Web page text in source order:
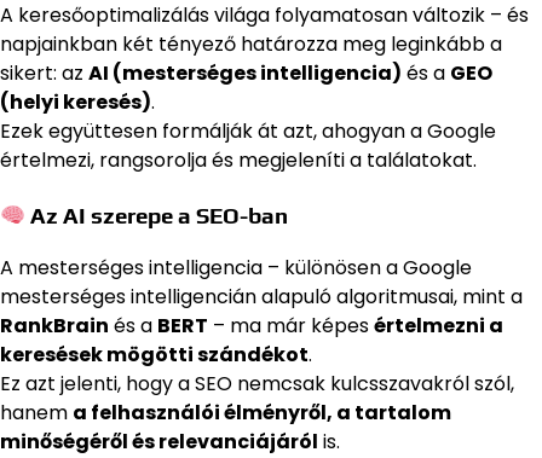
A keresőoptimalizálás világa folyamatosan változik – és
napjainkban két tényező határozza meg leginkább a
sikert: az AI (mesterséges intelligencia) és a GEO
(helyi keresés).
Ezek együttesen formálják át azt, ahogyan a Google
értelmezi, rangsorolja és megjeleníti a találatokat.
Az AI szerepe a SEO-ban
A mesterséges intelligencia – különösen a Google
mesterséges intelligencián alapuló algoritmusai, mint a
RankBrain és a BERT – ma már képesértelmezni a
keresések mögötti szándékot.
Ez azt jelenti, hogy a SEO nemcsak kulcsszavakról szól,
hanem a felhasználói élményről, a tartalom
minőségéről és relevanciájáról is.